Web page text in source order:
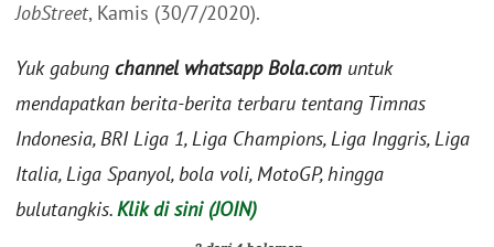
JobStreet, Kamis (30/7/2020).
Yuk gabung channel whatsapp Bola.com untuk
mendapatkan berita-berita terbaru tentang Timnas
Indonesia, BRI Liga 1, Liga Champions, Liga Inggris, Liga
Italia, Liga Spanyol, bola voli, MotoGP, hingga
bulutangkis.Klik di sini (JOIN)